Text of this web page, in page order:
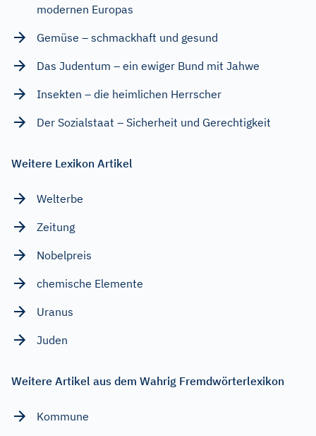
modernen Europas
Gemüse – schmackhaft und gesund
Das Judentum – ein ewiger Bund mit Jahwe
Insekten – die heimlichen Herrscher
Der Sozialstaat – Sicherheit und Gerechtigkeit
Weitere Lexikon Artikel
Welterbe
Zeitung
Nobelpreis
chemische Elemente
Uranus
Juden
Weitere Artikel aus dem Wahrig Fremdwörterlexikon
Kommune